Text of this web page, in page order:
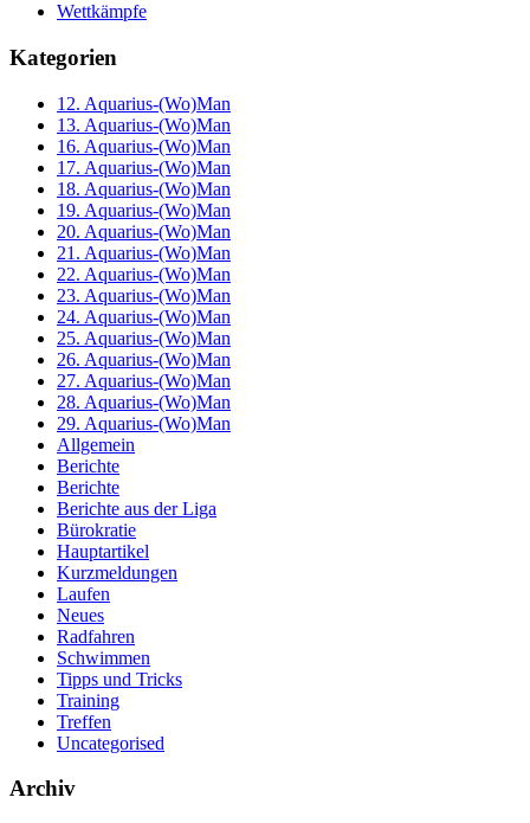
Wettkämpfe
Kategorien
12. Aquarius-(Wo)Man
13. Aquarius-(Wo)Man
16. Aquarius-(Wo)Man
17. Aquarius-(Wo)Man
18. Aquarius-(Wo)Man
19. Aquarius-(Wo)Man
20. Aquarius-(Wo)Man
21. Aquarius-(Wo)Man
22. Aquarius-(Wo)Man
23. Aquarius-(Wo)Man
24. Aquarius-(Wo)Man
25. Aquarius-(Wo)Man
26. Aquarius-(Wo)Man
27. Aquarius-(Wo)Man
28. Aquarius-(Wo)Man
29. Aquarius-(Wo)Man
Allgemein
Berichte
Berichte
Berichte aus der Liga
Bürokratie
Hauptartikel
Kurzmeldungen
Laufen
Neues
Radfahren
Schwimmen
Tipps und Tricks
Training
Treffen
Uncategorised
Archiv